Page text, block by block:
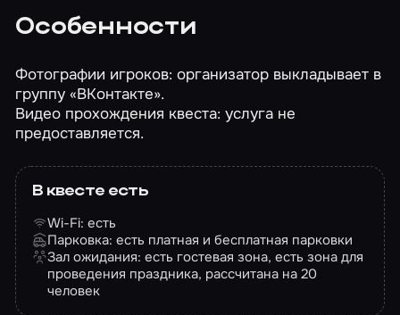
Особенности
Фотографии игроков: организатор выкладывает в
группу «ВКонтакте».
Видео прохождения квеста: услуга не
предоставляется.
В квесте есть
Wi-Fi: есть
Парковка: есть платная и бесплатная парковки
Зал ожидания: есть гостевая зона, есть зона для
проведения праздника, рассчитана на 20
человек